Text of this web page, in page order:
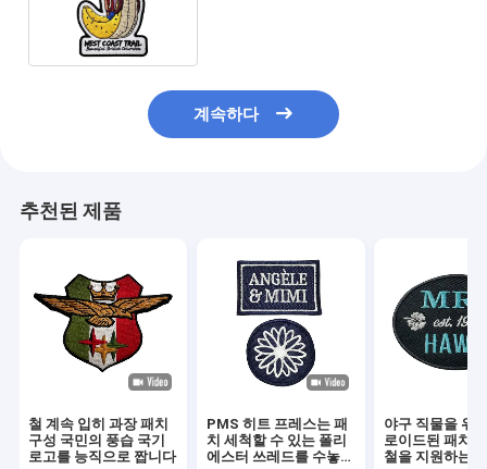
계속하다
추천된 제품
철 계속 입히 과장 패치
구성 국민의 풍습 국기
로고를 능직으로 짭니다
PMS 히트 프레스는 패
치 세척할 수 있는 폴리
에스터 쓰레드를 수놓았
야구 직물을 위
로이드된 패치
철을 지원하는